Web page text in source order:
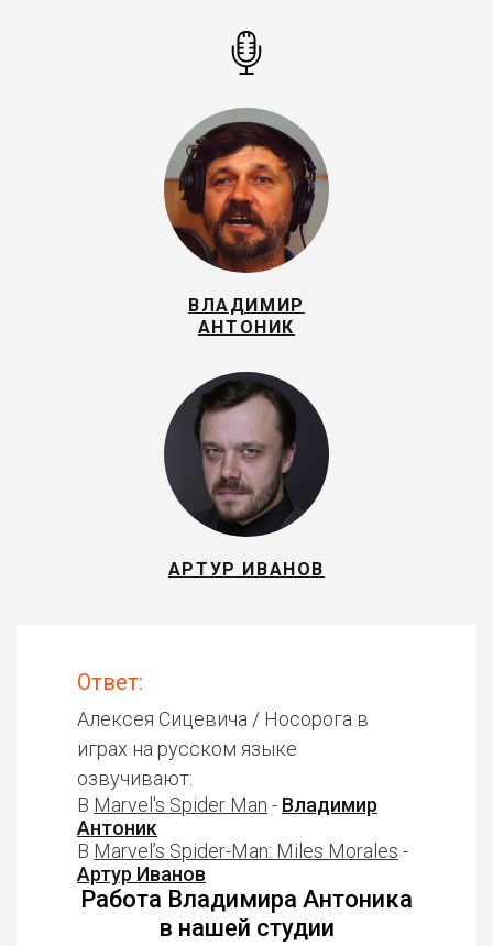
ВЛАДИМИР
АНТОНИК
АРТУР ИВАНОВ
Ответ:
Алексея Сицевича / Носорога в
играх на русском языке
озвучивают:
В Marvel's Spider Man - Владимир
Антоник
В Marvel’s Spider-Man: Miles Morales -
Артур Иванов
Работа Владимира Антоника
в нашей студии